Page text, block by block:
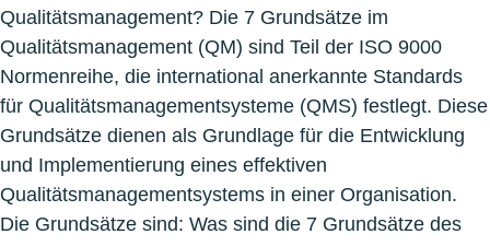
Qualitätsmanagement? Die 7 Grundsätze im
Qualitätsmanagement (QM) sind Teil der ISO 9000
Normenreihe, die international anerkannte Standards
für Qualitätsmanagementsysteme (QMS) festlegt. Diese
Grundsätze dienen als Grundlage für die Entwicklung
und Implementierung eines effektiven
Qualitätsmanagementsystems in einer Organisation.
Die Grundsätze sind: Was sind die 7 Grundsätze des